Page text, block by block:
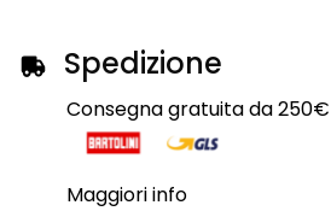
Spedizione
Consegna gratuita da 250€
Maggiori info